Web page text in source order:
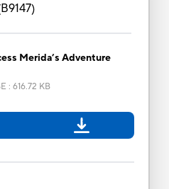
B9147)
Merida’s Adventure
: 616.72 KB